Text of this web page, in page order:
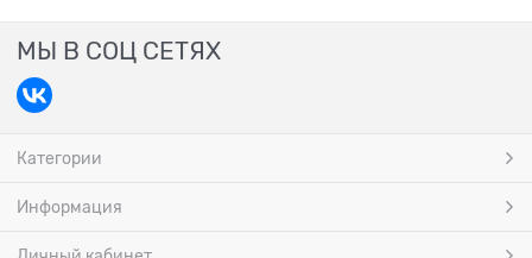
МЫ В СОЦ СЕТЯХ
Категории
Информация